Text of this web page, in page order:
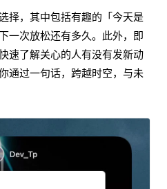
择，其中包括有趣的「今天是
一次放松还有多久。此外，即
速了解关心的人有没有发新动
通过一句话，跨越时空，与未